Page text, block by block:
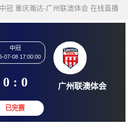
冠 重庆瀚达-广州联澳体会 在线直播
2026-07-08 17:00:00
0 : 0 广州联